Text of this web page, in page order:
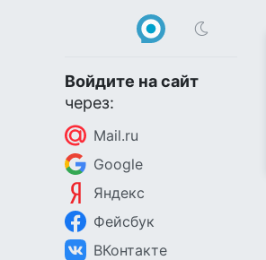
Войдите на сайт
через:
Mail.ru
Google
Яндекс
Фейсбук
ВКонтакте